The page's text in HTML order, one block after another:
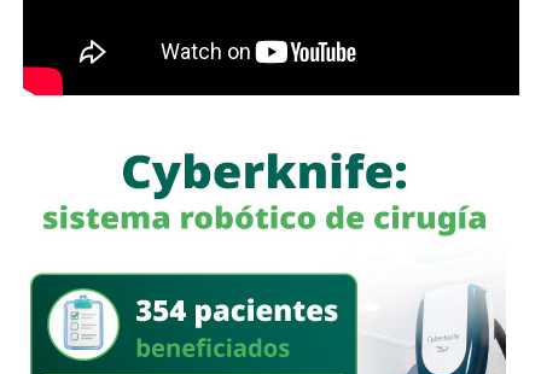
litros de petrolífero, una máquina asfaltadora,
generador eléctrico de diésel, una máquina
alrededor de 40 cinchos de seguridad para escotillas de
pipas, utilizados comúnmente en el transporte de
combustibles.
En un segundo cateo, realizado en la comunidad de
Laguna de San Vicente, también en territorio potosino, la
FGR aseguró otro inmueble donde presuntamente operaba
un centro de procesamiento ilegal de hidrocarburos.